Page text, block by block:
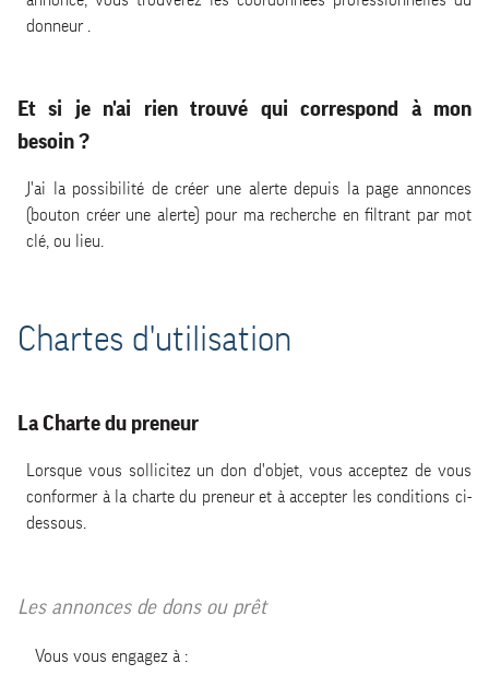
donneur .
Et si je n'ai rien trouvé qui correspond à mon
besoin ?
J'ai la possibilité de créer une alerte depuis la page annonces
(bouton créer une alerte) pour ma recherche en filtrant par mot
clé, ou lieu.
Chartes d'utilisation
La Charte du preneur
Lorsque vous sollicitez un don d'objet, vous acceptez de vous
conformer à la charte du preneur et à accepter les conditions ci-
dessous.
Les annonces de dons ou prêt
Vous vous engagez à :